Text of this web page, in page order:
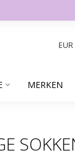
EUR
MERKEN